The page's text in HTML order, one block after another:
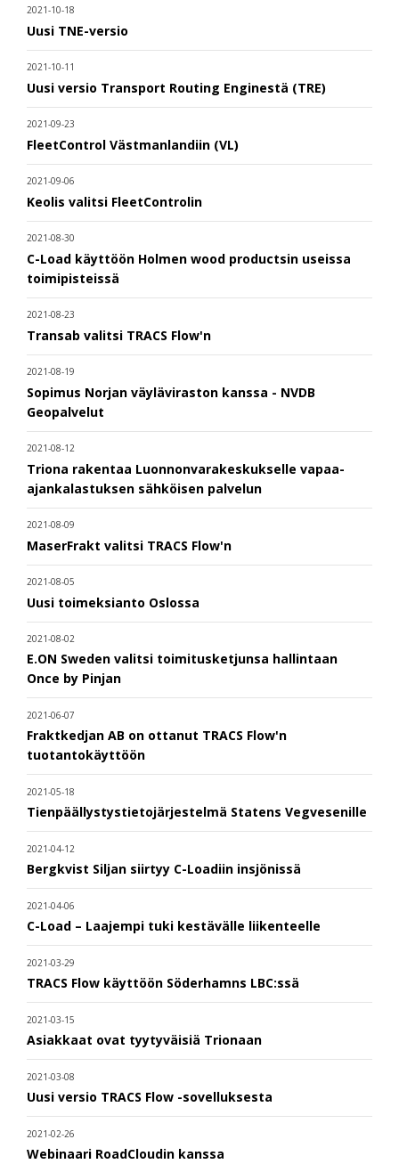
2021-10-18
Uusi TNE-versio
2021-10-11
Uusi versio Transport Routing Enginestä (TRE)
2021-09-23
FleetControl Västmanlandiin (VL)
2021-09-06
Keolis valitsi FleetControlin
2021-08-30
C-Load käyttöön Holmen wood productsin useissa
toimipisteissä
2021-08-23
Transab valitsi TRACS Flow'n
2021-08-19
Sopimus Norjan väyläviraston kanssa - NVDB
Geopalvelut
2021-08-12
Triona rakentaa Luonnonvarakeskukselle vapaa-
ajankalastuksen sähköisen palvelun
2021-08-09
MaserFrakt valitsi TRACS Flow'n
2021-08-05
Uusi toimeksianto Oslossa
2021-08-02
E.ON Sweden valitsi toimitusketjunsa hallintaan
Once by Pinjan
2021-06-07
Fraktkedjan AB on ottanut TRACS Flow'n
tuotantokäyttöön
2021-05-18
Tienpäällystystietojärjestelmä Statens Vegvesenille
2021-04-12
Bergkvist Siljan siirtyy C-Loadiin insjönissä
2021-04-06
C-Load – Laajempi tuki kestävälle liikenteelle
2021-03-29
TRACS Flow käyttöön Söderhamns LBC:ssä
2021-03-15
Asiakkaat ovat tyytyväisiä Trionaan
2021-03-08
Uusi versio TRACS Flow -sovelluksesta
2021-02-26
Webinaari RoadCloudin kanssa